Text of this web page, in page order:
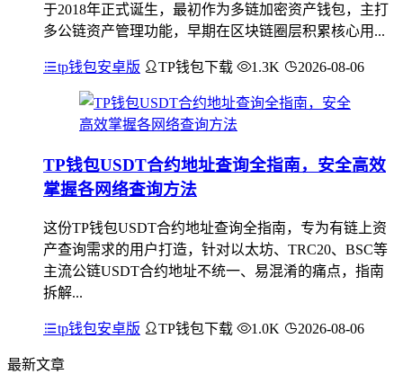
于2018年正式诞生，最初作为多链加密资产钱包，主打
多公链资产管理功能，早期在区块链圈层积累核心用...
tp钱包安卓版 TP钱包下载 1.3K 2026-08-06
TP钱包USDT合约地址查询全指南，安全高效
掌握各网络查询方法
这份TP钱包USDT合约地址查询全指南，专为有链上资
产查询需求的用户打造，针对以太坊、TRC20、BSC等
主流公链USDT合约地址不统一、易混淆的痛点，指南
拆解...
tp钱包安卓版 TP钱包下载 1.0K 2026-08-06
最新文章